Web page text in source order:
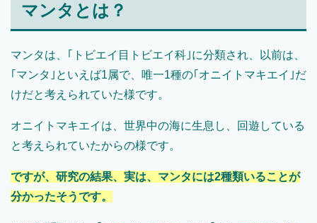
マンタとは？
マンタは、｢トビエイ目トビエイ科｣に分類され、以前は、
｢マンタ｣といえば1属で、唯一1種の｢オニイトマキエイ｣だ
けだと考えられていた様です。
オニイトマキエイは、世界中の海に生息し、回遊している
と考えられていたからの様です。
ですが、研究の結果、実は、マンタには2種類いることが
分かったそうです。